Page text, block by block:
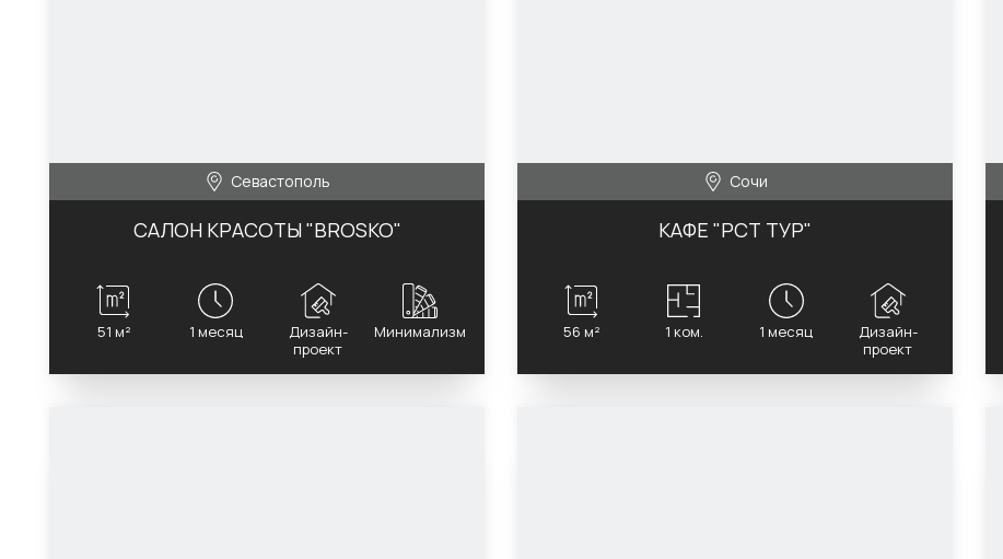
САЛОН КРАСОТЫ "BROSKO"
Севастополь
51 м² 1 месяц
Дизайн-
проект
Минимализм
КАФЕ "РСТ ТУР"
Сочи
56 м² 1 ком. 1 месяц
Дизайн-
проект